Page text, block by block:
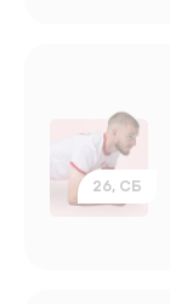
26, СБ